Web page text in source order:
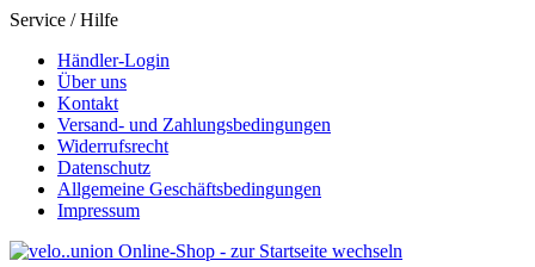
Service / Hilfe
Händler-Login
Über uns
Kontakt
Versand- und Zahlungsbedingungen
Widerrufsrecht
Datenschutz
Allgemeine Geschäftsbedingungen
Impressum